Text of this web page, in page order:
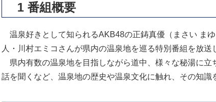
1 番組概要
温泉好きとして知られるAKB48の正鋳真優（まさい ま
人・川村エミコさんが県内の温泉地を巡る特別番組を放送
県内有数の温泉地を目指しながら道中、様々な秘湯に立
話を聞くなど、温泉地の歴史や温泉文化に触れ、その知識